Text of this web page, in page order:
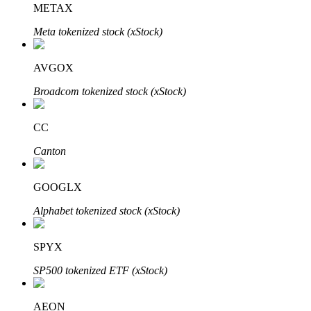
Blocages BTR
Des investissements exclusifs pour les détenteurs de BTR
Prêts
METAX
Meta tokenized stock (xStock)
AVGOX
Broadcom tokenized stock (xStock)
CC
Canton
GOOGLX
Alphabet tokenized stock (xStock)
SPYX
SP500 tokenized ETF (xStock)
AEON